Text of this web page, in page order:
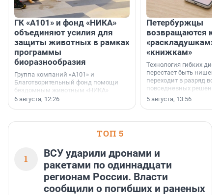
ГК «А101» и фонд «НИКА»
объединяют усилия для
защиты животных в рамках
программы
биоразнообразия
Группа компаний «А101» и
Благотворительный фонд помощи
бездомным животным «НИКА»
заключили соглашение о
6 августа, 12:26
Петербуржцы
возвращаются к
«раскладушкам»
«книжкам»
Технология гибких
перестает быть
переходит в разряд
повседневных
5 августа, 13:56
ТОП 5
1
ВСУ ударили дронами и
ракетами по одиннадцати
регионам России. Власти
сообщили о погибших и раненых